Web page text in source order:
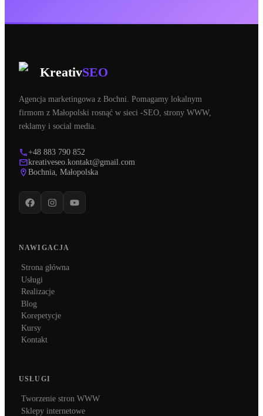
KreativSEO
Agencja marketingowa z Bochni. Pomagamy lokalnym
firmom z Małopolski rosnąć w sieci -SEO, strony WWW,
reklamy i social media.
+48 883 790 852
kreativeseo.kontakt@gmail.com
Bochnia, Małopolska
NAWIGACJA
Strona główna
Usługi
Realizacje
Blog
Korepetycje
Kursy
Kontakt
USŁUGI
Tworzenie stron WWW
Sklepy internetowe